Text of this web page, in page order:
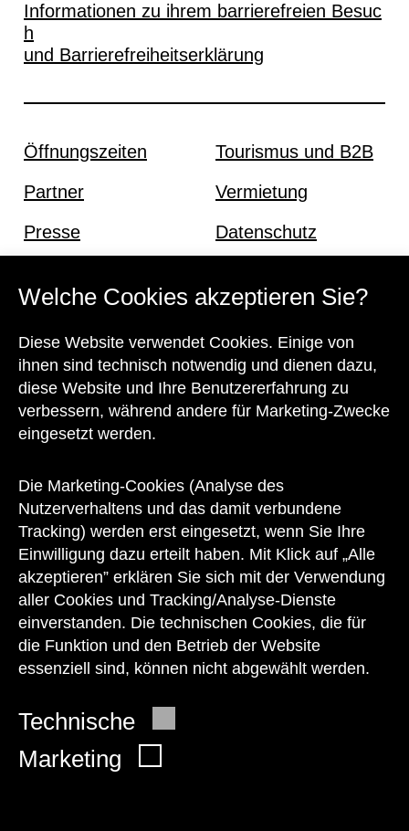
Welche Cookies akzeptieren Sie?
Diese Website verwendet Cookies. Einige von
ihnen sind technisch notwendig und dienen dazu,
diese Website und Ihre Benutzererfahrung zu
verbessern, während andere für Marketing-Zwecke
eingesetzt werden.
Die Marketing-Cookies (Analyse des
Nutzerverhaltens und das damit verbundene
Tracking) werden erst eingesetzt, wenn Sie Ihre
Einwilligung dazu erteilt haben. Mit Klick auf „Alle
akzeptieren” erklären Sie sich mit der Verwendung
aller Cookies und Tracking/Analyse-Dienste
einverstanden. Die technischen Cookies, die für
die Funktion und den Betrieb der Website
essenziell sind, können nicht abgewählt werden.
Technische
Marketing
Informationen zu ihrem barrierefreien Besuc
h
und Barrierefreiheitserklärung
Öffnungszeiten
Partner
Presse
Tourismus und B2B
Vermietung
Datenschutz
Kontakt
zu den Öffnungszeiten des Museums
auch telefonisch zur Verfügung:
+43 1 505 87 47 85173
service@wienmuseum.at
© 2026 Wien Museum